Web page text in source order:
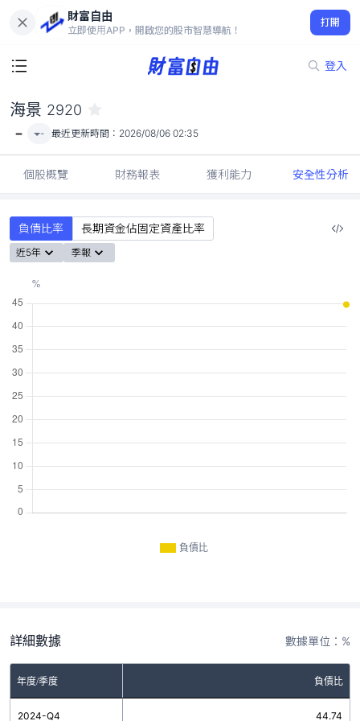
財富自由
立即使用APP，開啟您的股市智慧導航！
打開
登入
-
海景 2920
- - 最近更新時間： 2026/08/06 02:35
個股概覽 財務報表 獲利能力 安全性分析
負債比率 長期資金佔固定資產比率
近5年 季報
負債比
詳細數據 數據單位：%
年度/季度 負債比
2024-Q4 44.74